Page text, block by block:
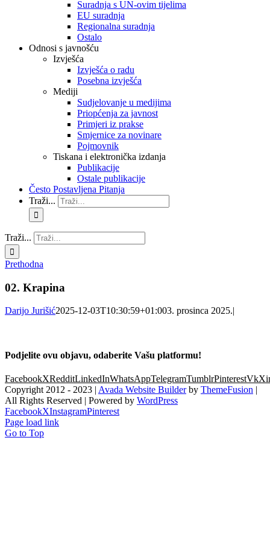
Suradnja s UN-ovim tijelima
EU suradnja
Regionalna suradnja
Ostalo
Odnosi s javnošću
Izvješća
Izvješća o radu
Posebna izvješća
Mediji
Sudjelovanje u medijima
Priopćenja za javnost
Primjeri iz prakse
Smjernice za novinare
Pojmovnik
Tiskana i elektronička izdanja
Publikacije
Ostale publikacije
Često Postavljena Pitanja
Traži...
Traži...
Prethodna
02. Krapina
Darijo Jurišić2025-12-03T10:30:59+01:003. prosinca 2025.|
Podjelite ovu objavu, odaberite Vašu platformu!
FacebookXRedditLinkedInWhatsAppTelegramTumblrPinterestVk
Copyright 2012 - 2023 | Avada Website Builderby ThemeFusion |
All Rights Reserved | Powered by WordPress
FacebookXInstagramPinterest
Page load link
Go to Top